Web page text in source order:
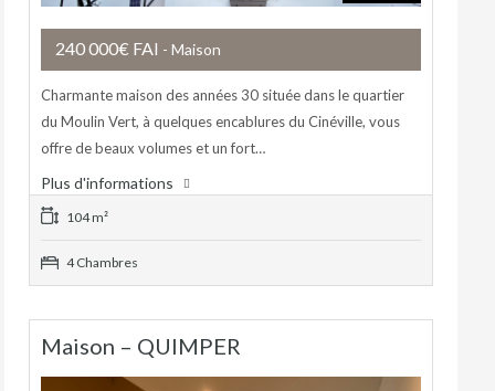
240 000€ FAI - Maison
Charmante maison des années 30 située dans le quartier
du Moulin Vert, à quelques encablures du Cinéville, vous
offre de beaux volumes et un fort…
Plus d'informations
104 m²
4 Chambres
Maison – QUIMPER